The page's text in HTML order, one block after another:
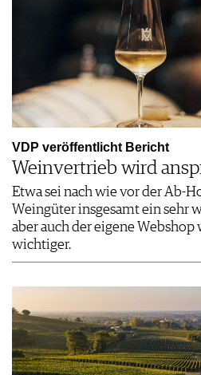
VDP veröffentlicht Bericht
Weinvertrieb wird
Etwa sei nach wie vor der Ab-
Weingüter insgesamt ein sehr
aber auch der eigene
wichtiger.